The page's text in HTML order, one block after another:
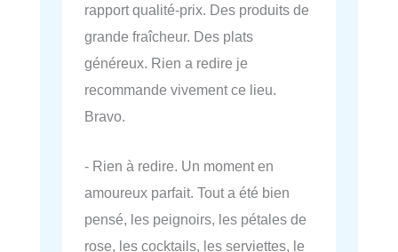
rapport qualité-prix. Des produits de
grande fraîcheur. Des plats
généreux. Rien a redire je
recommande vivement ce lieu.
Bravo.
- Rien à redire. Un moment en
amoureux parfait. Tout a été bien
pensé, les peignoirs, les pétales de
rose, les cocktails, les serviettes, le